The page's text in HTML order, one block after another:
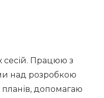
сесій. Працюю з
над розробкою
планів, допомагаю